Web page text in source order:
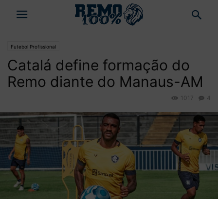
Futebol Profissional
Catalá define formação do
Remo diante do Manaus-AM
4
1017